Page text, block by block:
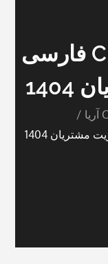
بهترین نرم‌افزار CRM فارسی